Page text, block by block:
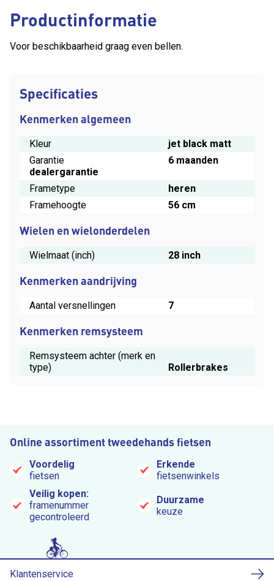
Productinformatie
Voor beschikbaarheid graag even bellen.
Specificaties
Kenmerken algemeen
Kleur
jet black matt
Garantie
6 maanden
dealergarantie
Frametype
heren
Framehoogte
56 cm
Wielen en wielonderdelen
Wielmaat (inch) 28 inch
Kenmerken aandrijving
Aantal versnellingen 7
Kenmerken remsysteem
Remsysteem achter (merk en
type)
Rollerbrakes
Online assortiment tweedehands fietsen
Voordelig
fietsen
Erkende
fietsenwinkels
Veilig kopen:
framenummer
gecontroleerd
Duurzame
keuze
Klantenservice